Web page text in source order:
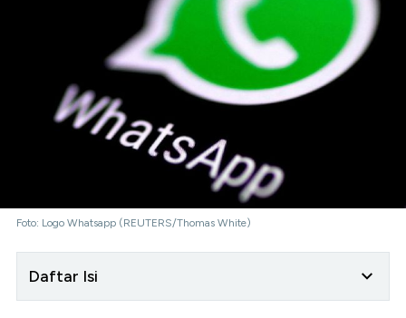
Foto: Logo Whatsapp (REUTERS/Thomas White)
Daftar Isi